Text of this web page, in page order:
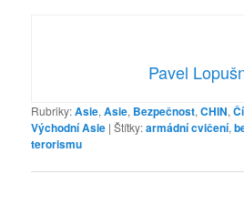
Pavel
Rubriky:Asie,Asie, Bezpečnost,CHIN,
Východní Asie |Štítky:armádní cvičení,
terorismu